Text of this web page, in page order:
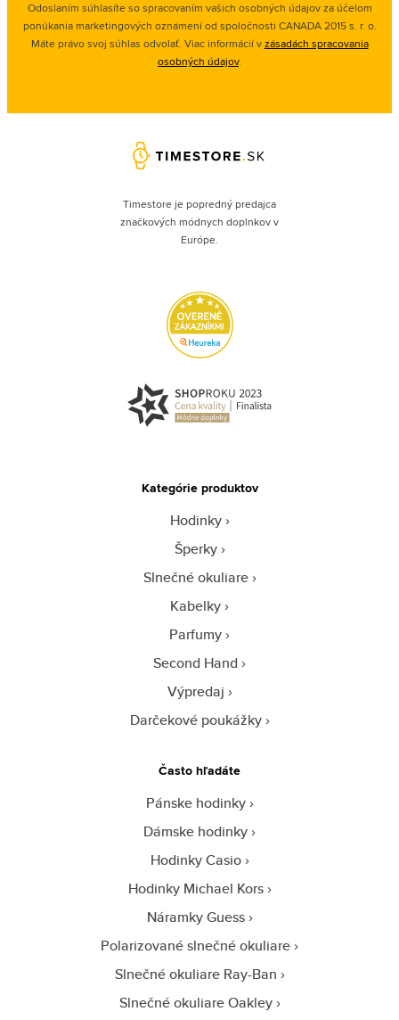
Odoslaním súhlasíte so spracovaním vašich osobných údajov za účelom
ponúkania marketingových oznámení od spoločnosti CANADA 2015 s. r. o.
Máte právo svoj súhlas odvolať. Viac informácií vzásadách spracovania
osobných údajov.
Timestore je popredný predajca
značkových módnych doplnkov v
Európe.
Kategórie produktov
Hodinky
Šperky
Slnečné okuliare
Kabelky
Parfumy
Second Hand
Výpredaj
Darčekové poukážky
Často hľadáte
Pánske hodinky
Dámske hodinky
Hodinky Casio
Hodinky Michael Kors
Náramky Guess
Polarizované slnečné okuliare
Slnečné okuliare Ray-Ban
Slnečné okuliare Oakley